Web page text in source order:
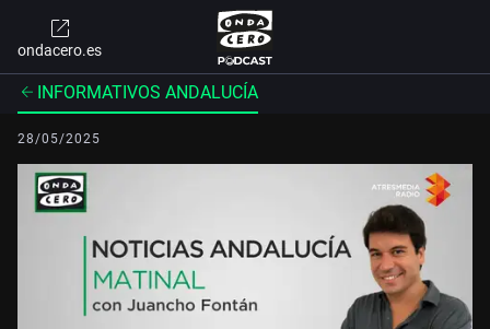
ondacero.es
INFORMATIVOS ANDALUCÍA
28/05/2025